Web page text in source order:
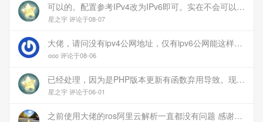
可以的。配置参考IPv4改为IPv6即可。实在不会可以用wireguard，这个简单和稳定
星之宇 评论于08-07
大佬，请问没有ipv4公网地址，仅有ipv6公网能这样玩吗？
ooo 评论于08-06
已经处理，因为是PHP版本更新有函数弃用导致。现已经修复
星之宇 评论于06-01
之前使用大佬的ros阿里云解析一直都没有问题 感谢大佬 但上个月开始阿里云的解析返回日志总是出错 日志值为alidns update error,不知为什么 所以请教一下大佬